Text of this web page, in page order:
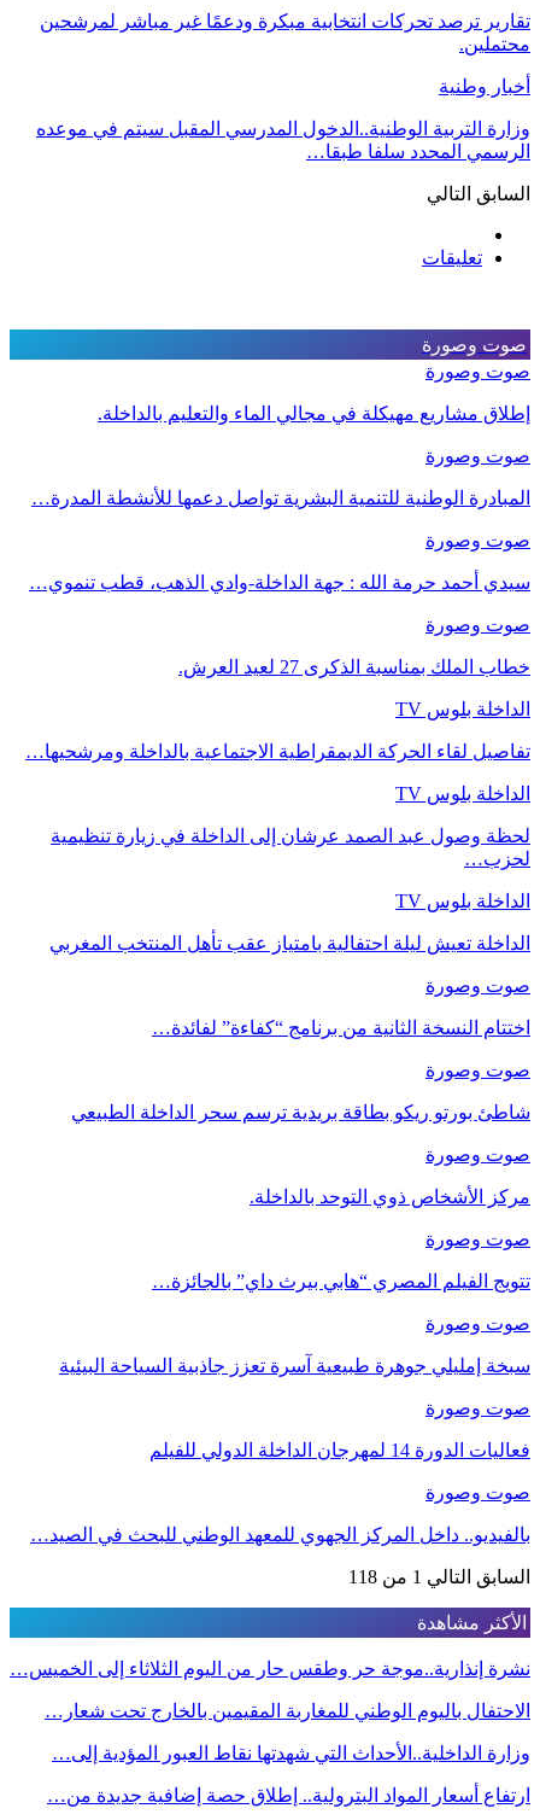
تقارير ترصد تحركات انتخابية مبكرة ودعمًا غير مباشر لمرشحين
محتملين.
أخبار وطنية
وزارة التربية الوطنية..الدخول المدرسي المقبل سیتم في موعده
الرسمي المحدد سلفا طبقا…
السابق التالي
تعليقات
صوت وصورة
صوت وصورة
إطلاق مشاريع مهيكلة في مجالي الماء والتعليم بالداخلة.
صوت وصورة
المبادرة الوطنية للتنمية البشرية تواصل دعمها للأنشطة المدرة…
صوت وصورة
سيدي أحمد حرمة الله : جهة الداخلة-وادي الذهب، قطب تنموي…
صوت وصورة
خطاب الملك بمناسبة الذكرى 27 لعيد العرش.
الداخلة بلوس TV
تفاصيل لقاء الحركة الديمقراطية الاجتماعية بالداخلة ومرشحيها…
الداخلة بلوس TV
لحظة وصول عبد الصمد عرشان إلى الداخلة في زيارة تنظيمية
لحزب…
الداخلة بلوس TV
الداخلة تعيش ليلة احتفالية بامتياز عقب تأهل المنتخب المغربي
صوت وصورة
اختتام النسخة الثانية من برنامج “كفاءة” لفائدة…
صوت وصورة
شاطئ بورتو ريكو بطاقة بريدية ترسم سحر الداخلة الطبيعي
صوت وصورة
مركز الأشخاص ذوي التوحد بالداخلة.
صوت وصورة
تتويج الفيلم المصري “هابي بيرث داي” بالجائزة…
صوت وصورة
سبخة إمليلي جوهرة طبيعية آسرة تعزز جاذبية السياحة البيئية
صوت وصورة
فعاليات الدورة 14 لمهرجان الداخلة الدولي للفيلم
صوت وصورة
بالفيديو.. داخل المركز الجهوي للمعهد الوطني للبحث في الصيد…
السابق التالي 1 من 118
الأكثر مشاهدة
نشرة إنذارية..موجة حر وطقس حار من اليوم الثلاثاء إلى الخميس…
الاحتفال باليوم الوطني للمغاربة المقيمين بالخارج تحت شعار…
وزارة الداخلية..الأحداث التي شهدتها نقاط العبور المؤدية إلى…
ارتفاع أسعار المواد البترولية.. إطلاق حصة إضافية جديدة من…